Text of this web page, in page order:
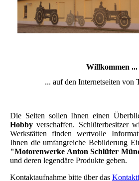
Willkommen ...
... auf den Internetseiten von
Die Seiten sollen Ihnen einen
Hobby verschaffen. Schlüterbesitzer
Werkstätten finden wertvolle
Ihnen die umfangreiche Bebilderung
"Motorenwerke Anton Schlüter
und deren legendäre Produkte geben.
Kontaktaufnahme bitte über das